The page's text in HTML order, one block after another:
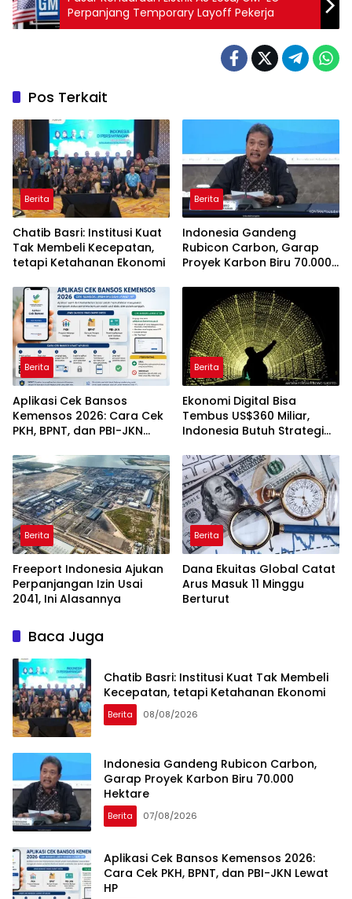
Perpanjang Temporary Layoff Pekerja
Pos Terkait
Berita
Chatib Basri: Institusi Kuat
Tak Membeli Kecepatan,
tetapi Ketahanan Ekonomi
Berita
Indonesia Gandeng
Rubicon Carbon, Garap
Proyek Karbon Biru 70.000
Berita
Aplikasi Cek Bansos
Kemensos 2026: Cara Cek
PKH, BPNT, dan PBI-JKN
Berita
Ekonomi Digital Bisa
Tembus US$360 Miliar,
Indonesia Butuh Strategi
Berita
Freeport Indonesia Ajukan
Perpanjangan Izin Usai
2041, Ini Alasannya
Berita
Dana Ekuitas Global Catat
Arus Masuk 11 Minggu
Berturut
Baca Juga
Chatib Basri: Institusi Kuat Tak Membeli
Kecepatan, tetapi Ketahanan Ekonomi
Berita 08/08/2026
Indonesia Gandeng Rubicon Carbon,
Garap Proyek Karbon Biru 70.000
Hektare
Berita 07/08/2026
Aplikasi Cek Bansos Kemensos 2026:
Cara Cek PKH, BPNT, dan PBI-JKN Lewat
HP